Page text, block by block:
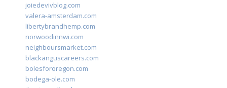
joiedevivblog.com
valera-amsterdam.com
libertybrandhemp.com
norwoodinnwi.com
neighboursmarket.com
blackanguscareers.com
bolesfororegon.com
bodega-ole.com